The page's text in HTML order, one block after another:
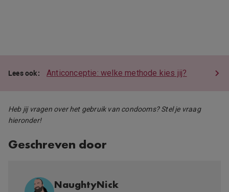
Anticonceptie: welke methode kies jij?
Heb jij vragen over het gebruik van condooms? Stel je vraag
hieronder!
Geschreven door
NaughtyNick